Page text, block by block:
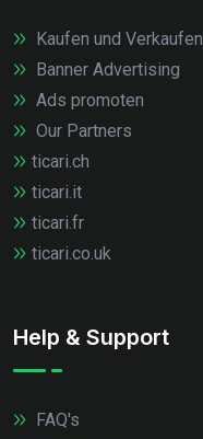
Kaufen und Verkaufen
Banner Advertising
Ads promoten
Our Partners
ticari.ch
ticari.it
ticari.fr
ticari.co.uk
Help & Support
FAQ's